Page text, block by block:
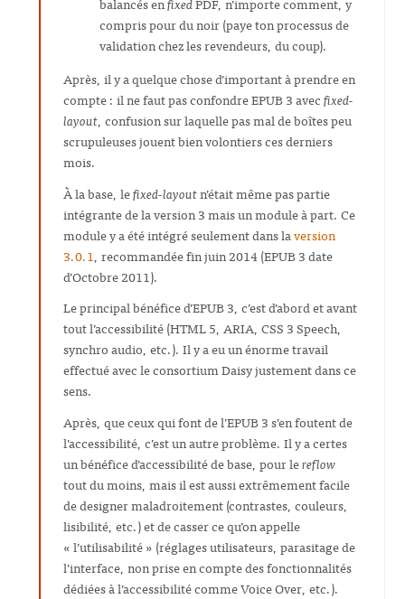
compris pour du noir (paye ton processus de
validation chez les revendeurs, du coup).
Après, il y a quelque chose d’important à prendre en
compte : il ne faut pas confondre EPUB 3 avecfixed-
layout, confusion sur laquelle pas mal de boîtes peu
scrupuleuses jouent bien volontiers ces derniers
mois.
À la base, lefixed-layoutn’était même pas partie
intégrante de la version 3 mais un module à part. Ce
module y a été intégré seulement dans laversion
3.0.1, recommandée fin juin 2014 (EPUB 3 date
d’Octobre 2011).
Le principal bénéfice d’EPUB 3, c’est d’abord et avant
tout l’accessibilité (HTML 5, ARIA, CSS 3 Speech,
synchro audio, etc.). Il y a eu un énorme travail
effectué avec le consortium Daisy justement dans ce
sens.
Après, que ceux qui font de l’EPUB 3 s’en foutent de
l’accessibilité, c’est un autre problème. Il y a certes
un bénéfice d’accessibilité de base, pour lereflow
tout du moins, mais il est aussi extrêmement facile
de designer maladroitement (contrastes, couleurs,
lisibilité, etc.) et de casser ce qu’on appelle
« l’utilisabilité » (réglages utilisateurs, parasitage de
l’interface, non prise en compte des fonctionnalités
dédiées à l’accessibilité comme Voice Over, etc.).